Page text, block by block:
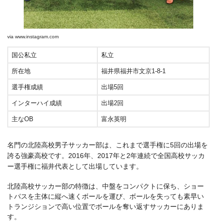
via www.instagram.com
国公私立 私立
所在地 福井県福井市文京1-8-1
選手権成績 出場5回
インターハイ成績 出場2回
主なOB 富永英明
名門の北陸高校男子サッカー部は、これまで選手権に5回の出場を
誇る強豪高校です。2016年、2017年と2年連続で全国高校サッカ
ー選手権に福井代表として出場しています。
北陸高校サッカー部の特徴は、中盤をコンパクトに保ち、ショー
トパスを主体に縦へ速くボールを運び、ボールを失っても素早い
トランジションで高い位置でボールを奪い返すサッカーにありま
す。